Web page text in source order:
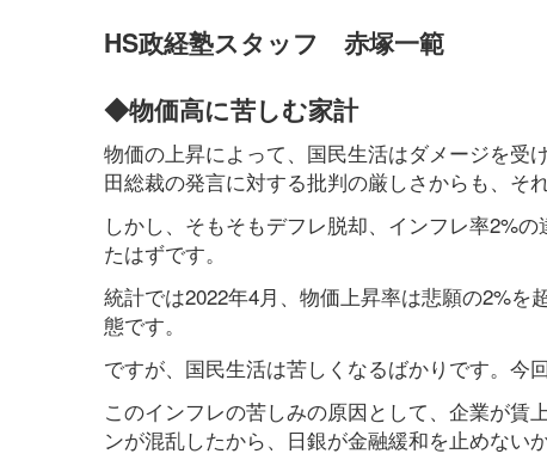
HS政経塾スタッフ 赤塚一範
◆物価高に苦しむ家計
物価の上昇によって、国民生活はダメージを受
田総裁の発言に対する批判の厳しさからも、そ
しかし、そもそもデフレ脱却、インフレ率2%
たはずです。
統計では2022年4月、物価上昇率は悲願の2%
態です。
ですが、国民生活は苦しくなるばかりです。今
このインフレの苦しみの原因として、企業が賃
ンが混乱したから、日銀が金融緩和を止めない